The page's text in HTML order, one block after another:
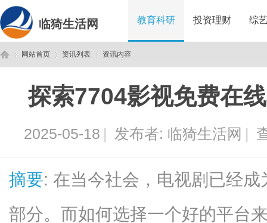
临猗生活网 教育科研 投资理财 综
网站首页
›
资讯列表
›
资讯内容
探索7704影视免费在
2025-05-18 | 发布者: 临猗生活网 |
摘要: 在当今社会，电视剧已经
部分。而如何选择一个好的平台